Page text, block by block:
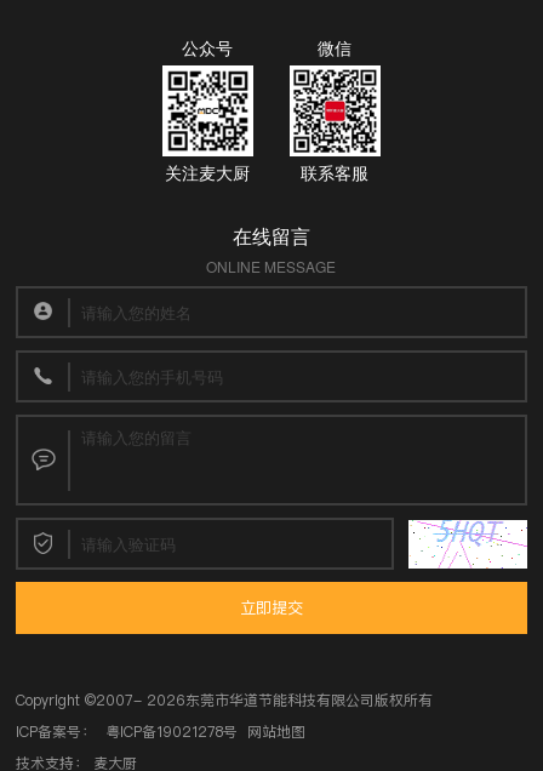
公众号
关注麦大厨
微信
联系客服
在线留言
ONLINE MESSAGE
立即提交
Copyright ©2007- 2026东莞市华道节能科技有限公司版权所有
ICP备案号：
粤ICP备19021278号 网站地图
技术支持：
麦大厨